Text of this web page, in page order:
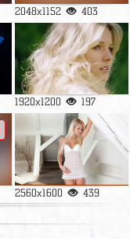
2048x1152 403
1920x1200 197
2560x1600 439